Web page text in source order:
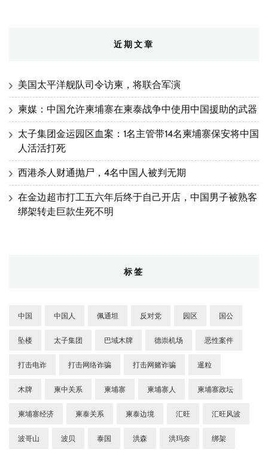
近期文章
美国太平洋舰队司令访柬，将联合军演
柬媒：中国允许柬埔寨在柬泰战争中使用中国援助的武器
太子集团金运园区血案：1名主管带14名柬埔寨保安将中国
人活活打死
西港杀人财通抛尸，4名中国人被判无期
在金边超市打工五六年后终于自己开店，中国男子被熟客
绑架转走巨款生死不明
标签
中国 中国人 佩通坦 反对党 园区 国公
坠楼 太子集团 巴域木牌 德崇机场 恶性案件
打击电诈 打击网络诈骗 打击网赌诈骗 暹粒
木牌 柬中关系 柬埔寨 柬埔寨人 柬埔寨政坛
柬埔寨经济 柬泰关系 柬泰边境 汇旺 汇旺风波
波哥山 波贝 泰国 洪森 洪玛奈 绑架